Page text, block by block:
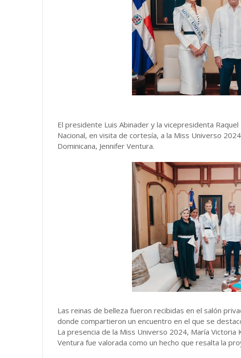
El presidente Luis Abinader y la vicepresidenta
Nacional, en visita de cortesía, a la Miss Universo
Dominicana, Jennifer Ventura.
Las reinas de belleza fueron recibidas en el salón
donde compartieron un encuentro en el que se
La presencia de la Miss Universo 2024, María
Ventura fue valorada como un hecho que resalta la